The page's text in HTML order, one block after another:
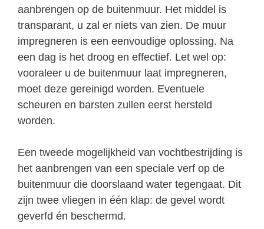
aanbrengen op de buitenmuur. Het middel is
transparant, u zal er niets van zien. De muur
impregneren is een eenvoudige oplossing. Na
een dag is het droog en effectief. Let wel op:
vooraleer u de buitenmuur laat impregneren,
moet deze gereinigd worden. Eventuele
scheuren en barsten zullen eerst hersteld
worden.
Een tweede mogelijkheid van vochtbestrijding is
het aanbrengen van een speciale verf op de
buitenmuur die doorslaand water tegengaat. Dit
zijn twee vliegen in één klap: de gevel wordt
geverfd én beschermd.